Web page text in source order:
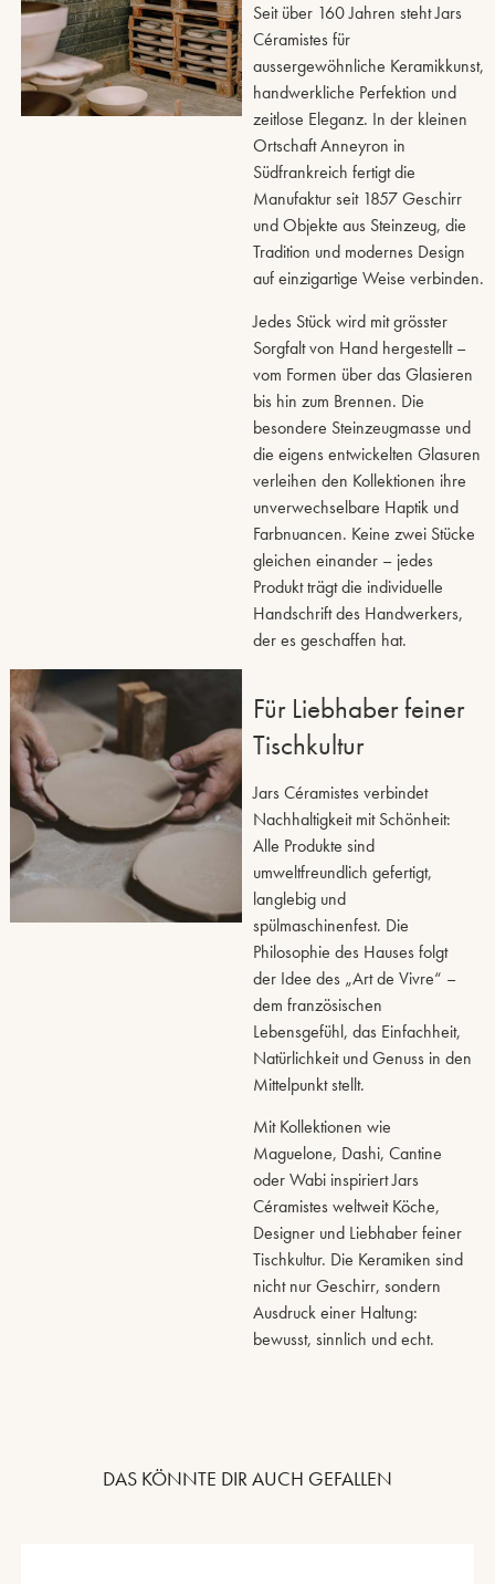
Seit über 160 Jahren steht Jars
Céramistes für
aussergewöhnliche Keramikkunst,
handwerkliche Perfektion und
zeitlose Eleganz. In der kleinen
Ortschaft Anneyron in
Südfrankreich fertigt die
Manufaktur seit 1857 Geschirr
und Objekte aus Steinzeug, die
Tradition und modernes Design
auf einzigartige Weise verbinden.
Jedes Stück wird mit grösster
Sorgfalt von Hand hergestellt –
vom Formen über das Glasieren
bis hin zum Brennen. Die
besondere Steinzeugmasse und
die eigens entwickelten Glasuren
verleihen den Kollektionen ihre
unverwechselbare Haptik und
Farbnuancen. Keine zwei Stücke
gleichen einander – jedes
Produkt trägt die individuelle
Handschrift des Handwerkers,
der es geschaffen hat.
Für Liebhaber feiner
Tischkultur
Jars Céramistes verbindet
Nachhaltigkeit mit Schönheit:
Alle Produkte sind
umweltfreundlich gefertigt,
langlebig und
spülmaschinenfest. Die
Philosophie des Hauses folgt
der Idee des „Art de Vivre“ –
dem französischen
Lebensgefühl, das Einfachheit,
Natürlichkeit und Genuss in den
Mittelpunkt stellt.
Mit Kollektionen wie
Maguelone, Dashi, Cantine
oder Wabi inspiriert Jars
Céramistes weltweit Köche,
Designer und Liebhaber feiner
Tischkultur. Die Keramiken sind
nicht nur Geschirr, sondern
Ausdruck einer Haltung:
bewusst, sinnlich und echt.
DAS KÖNNTE DIR AUCH GEFALLEN